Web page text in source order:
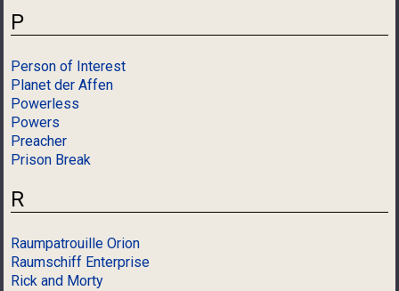
P
Person of Interest
Planet der Affen
Powerless
Powers
Preacher
Prison Break
R
Raumpatrouille Orion
Raumschiff Enterprise
Rick and Morty